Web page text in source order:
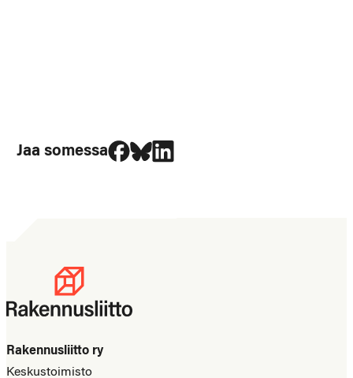
Jaa somessa
Jaa Facebookissa
Jaa Blueskyssa
Jaa LinkedIn:ssä
Rakennusliitto ry
Keskustoimisto